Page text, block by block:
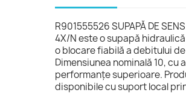
R901555526 SUPAPĂ DE
4X/N este o supapă
o blocare fiabilă a debitului
Dimensiunea nominală 10,
performanțe superioare.
disponibile cu suport local